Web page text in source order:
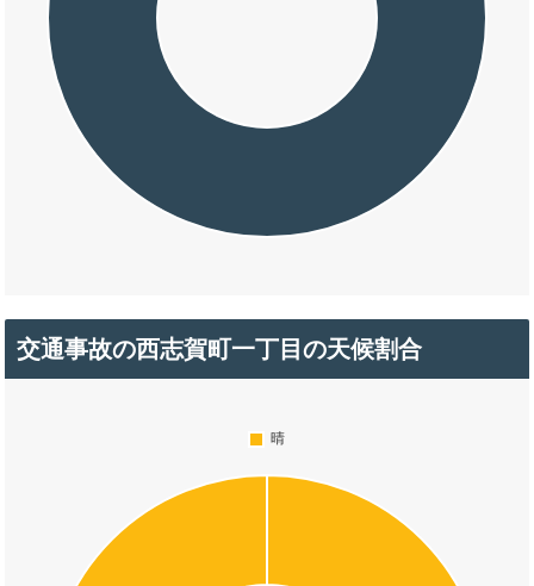
交通事故の西志賀町一丁目の天候割合